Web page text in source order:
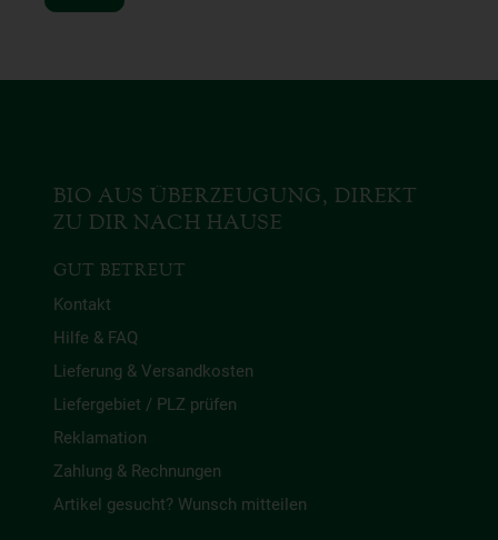
BIO AUS ÜBERZEUGUNG, DIREKT
ZU DIR NACH HAUSE
GUT BETREUT
Kontakt
Hilfe & FAQ
Lieferung & Versandkosten
Liefergebiet / PLZ prüfen
Reklamation
Zahlung & Rechnungen
Artikel gesucht? Wunsch mitteilen